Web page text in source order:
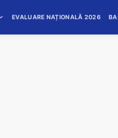
EVALUARE NAȚIONALĂ 2026